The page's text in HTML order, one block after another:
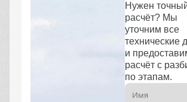
Нужен
расчёт? Мы
уточним все
технические
и
расчёт с
по этапам.